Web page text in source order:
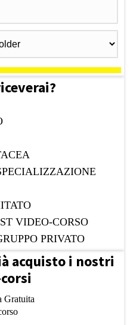
VIDEO-CORSO
PRIVATO
acquisto i nostri
Gratuita